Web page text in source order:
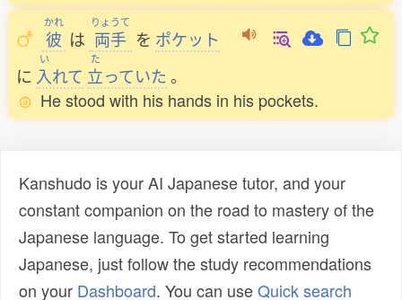
かれ
彼 は
りょうて
両手 を ポケット
に
い
入れて
た
立っていた。
He stood with his hands in his pockets.
Kanshudo is your AI Japanese tutor, and your
constant companion on the road to mastery of the
Japanese language. To get started learning
Japanese, just follow the study recommendations
on your Dashboard. You can useQuick search